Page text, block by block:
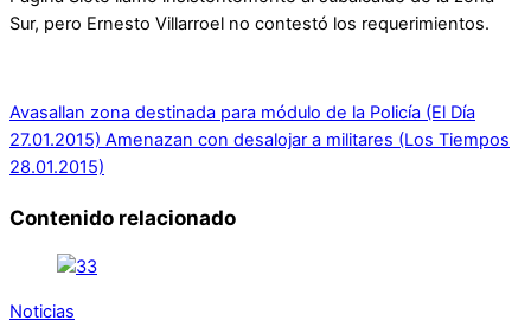
Sur, pero Ernesto Villarroel no contestó los requerimientos.
Avasallan zona destinada para módulo de la Policía (El Día
27.01.2015) Amenazan con desalojar a militares (Los Tiempos
28.01.2015)
Contenido relacionado
Noticias